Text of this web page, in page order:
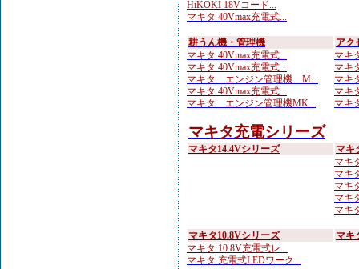
HiKOKI 18Vコード...
マキタ 40Vmax充電式...
耕うん機・管理機
マキタ 40Vmax充電式...
マキタ 40Vmax充電式...
マキタ エンジン管理機 M...
マキタ 40Vmax充電式...
マキタ エンジン管理機MK...
アク
マキ
マキ
マキ
マキ
マキ
マキタ充電シリーズ
マキタ14.4Vシリーズ
マキ
マキ
マキ
マキ
マキ
マキ
マキタ10.8Vシリーズ
マキタ 10.8V充電式レ...
マキタ 充電式LEDワーク...
マキ